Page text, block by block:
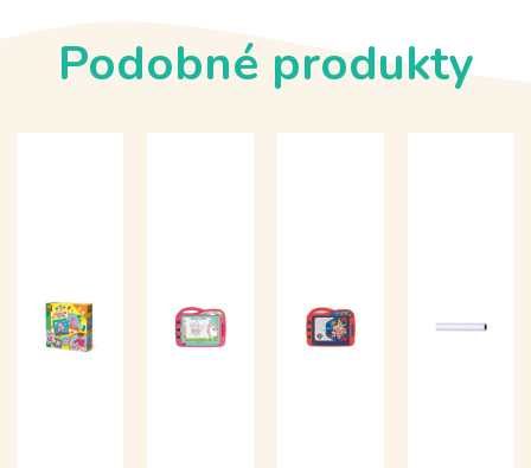
Podobné produkty